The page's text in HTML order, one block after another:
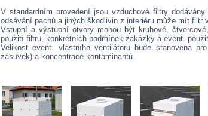
V standardním provedení jsou vzduchové filtry
odsávání pachů a jiných škodlivin z interiéru může mít filtr
Vstupní a výstupní otvory mohou být kruhové,
použití filtru, konkrétních podmínek zakázky a event.
Velikost event. vlastního ventilátoru bude stanovena
zásuvek) a koncentrace kontaminantů.